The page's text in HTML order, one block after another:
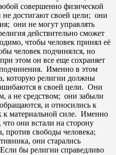
совершенно физической
не достигают своей цели; они
они не могут управлять
действительно сможет
чтобы человек принял её
человек подчинялся, но
этом он все еще сохраняет
подчинения. Именно в этом
которую религии должны
в своей цели. Они
а не средством; они забыли
и относились к
к материальной силе. Именно
они встали на сторону
против свободы человека;
они старались
бы религии справедливо